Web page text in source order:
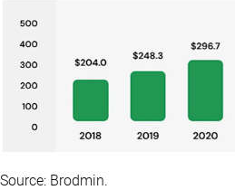
Source: Brodmin.